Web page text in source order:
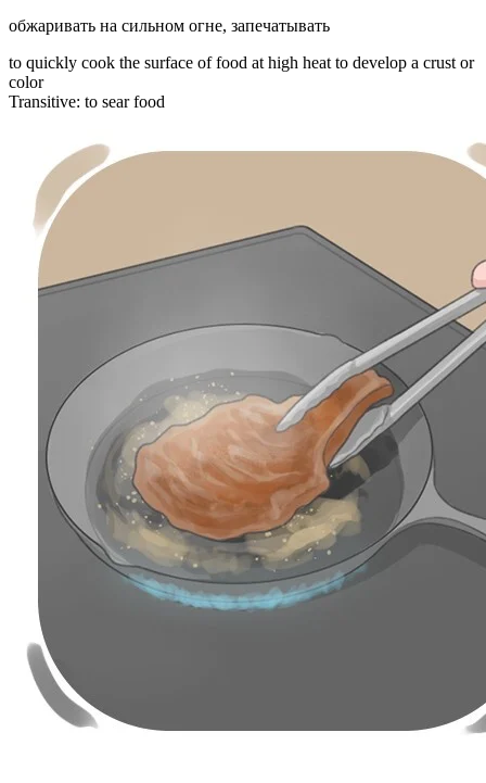
обжаривать на сильном огне, запечатывать
to quickly cook the surface of food at high heat to develop a crust or
color
Transitive: to searfood